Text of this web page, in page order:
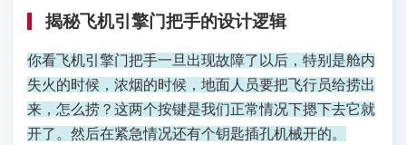
揭秘飞机引擎门把手的设计逻辑
你看飞机引擎门把手一旦出现故障了以后，特别是舱内
失火的时候，浓烟的时候，地面人员要把飞行员给捞出
来，怎么捞？这两个按键是我们正常情况下摁下去它就
开了。然后在紧急情况还有个钥匙插孔机械开的。